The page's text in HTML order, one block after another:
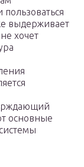
выдерживает
хочет
основные